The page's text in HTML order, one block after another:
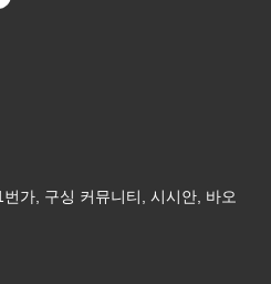
가, 구싱 커뮤니티, 시시안, 바오